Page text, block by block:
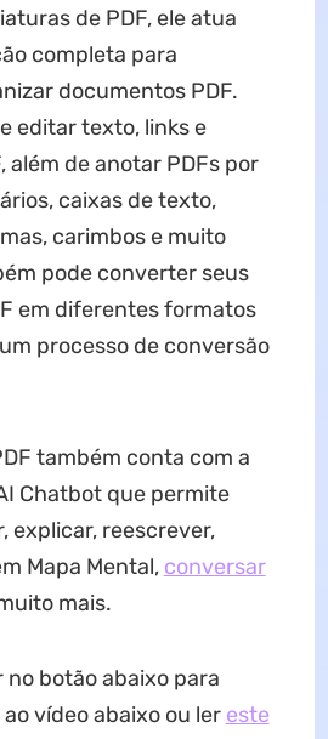
de PDF, ele atua
completa para
documentos PDF.
editar texto, links e
além de anotar PDFs por
caixas de texto,
carimbos e muito
pode converter seus
em diferentes formatos
processo de conversão
também conta com a
Chatbot que permite
explicar, reescrever,
Mapa Mental, conversar
mais.
no botão abaixo para
vídeo abaixo ou ler este